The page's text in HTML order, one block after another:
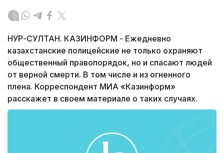
НУР-СУЛТАН. КАЗИНФОРМ - Ежедневно
казахстанские полицейские не только охраняют
общественный правопорядок, но и спасают людей
от верной смерти. В том числе и из огненного
плена. Корреспондент МИА «Казинформ»
расскажет в своем материале о таких случаях.